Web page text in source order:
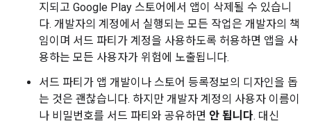
지되고 Google Play 스토어에서 앱이 삭제될 수 있습니
다. 개발자의 계정에서 실행되는 모든 작업은 개발자의 책
임이며 서드 파티가 계정을 사용하도록 허용하면 앱을 사
용하는 모든 사용자가 위험에 노출됩니다.
서드 파티가 앱 개발이나 스토어 등록정보의 디자인을 돕
는 것은 괜찮습니다. 하지만 개발자 계정의 사용자 이름이
나 비밀번호를 서드 파티와 공유하면 안 됩니다. 대신